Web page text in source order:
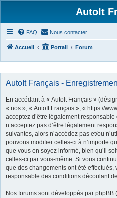
AutoIt
FAQ Nous contacter
Accueil Portail Forum
AutoIt Français -
En accédant à « AutoIt Français »
« nos », « AutoIt Français », « https://
acceptez d’être légalement
n’acceptez pas d’être légalement
suivantes, alors n’accédez pas et/ou
pouvons modifier celles-ci à n’importe
que vous en soyez informé, bien qu’il
celles-ci par vous-même. Si vous
que des changements ont été effectués,
responsable des conditions découlant
Nos forums sont développés par